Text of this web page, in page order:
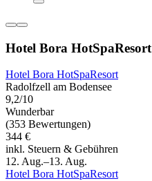
Hotel Bora HotSpaResort
Hotel Bora HotSpaResort
Radolfzell am Bodensee
9,2/10
Wunderbar
(353 Bewertungen)
344 €
inkl. Steuern & Gebühren
12. Aug.–13. Aug.
Hotel Bora HotSpaResort